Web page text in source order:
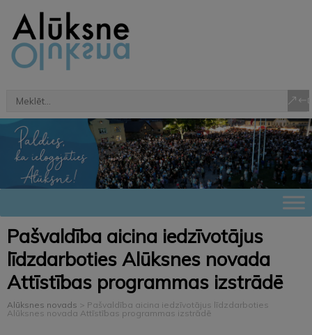
Pašvaldība aicina iedzīvotājus
līdzdarboties Alūksnes novada
Attīstības programmas izstrādē
Alūksnes novads > Pašvaldība aicina iedzīvotājus līdzdarboties
Alūksnes novada Attīstības programmas izstrādē